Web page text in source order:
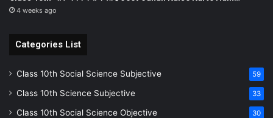
4 weeks ago
Categories List
Class 10th Social Science Subjective 59
Class 10th Science Subjective 33
Class 10th Social Science Objective 30